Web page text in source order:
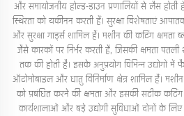
और समायोजनीय होल्ड-डाउन प्रणालियों से लैस होती
स्थिरता को यकीनन करती हैं। सुरक्षा विशेषताएं
और सुरक्षा गार्ड्स शामिल हैं। मशीन की कटिंग क्षमता
जैसे कारकों पर निर्भर करती है, जिसकी क्षमता
तक की होती है। इसके अनुप्रयोग विभिन्न उद्योगों में
ऑटोमोबाइल और धातु विनिर्माण क्षेत्र शामिल हैं। मशीन
को प्रबंधित करने की क्षमता और इसकी सटीक
कार्यशालाओं और बड़े उद्योगी सुविधाओं दोनों के